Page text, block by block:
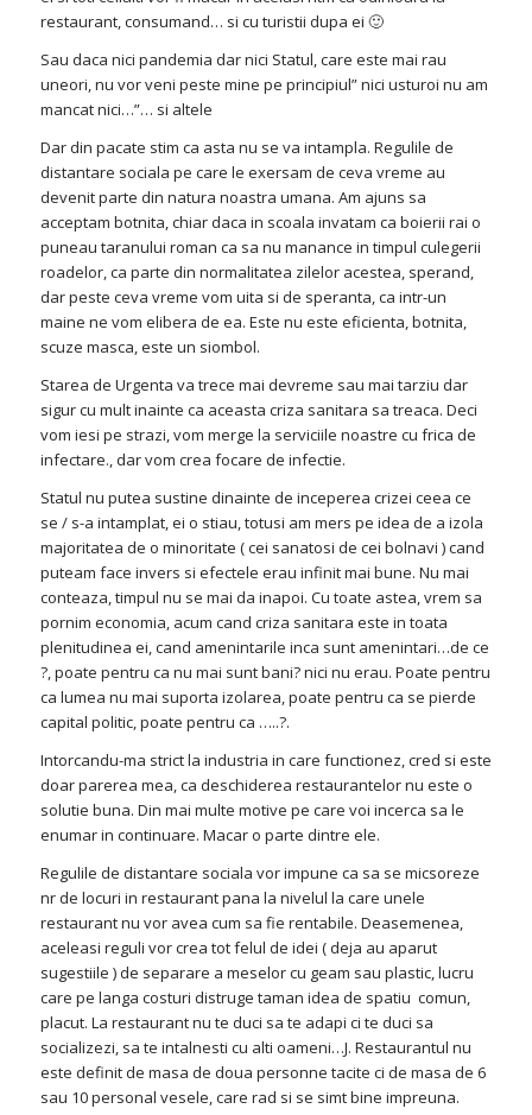
restaurant, consumand… si cu turistii dupa ei 🙂
Sau daca nici pandemia dar nici Statul, care este mai rau
uneori, nu vor veni peste mine pe principiul” nici usturoi nu am
mancat nici…”… si altele
Dar din pacate stim ca asta nu se va intampla. Regulile de
distantare sociala pe care le exersam de ceva vreme au
devenit parte din natura noastra umana. Am ajuns sa
acceptam botnita, chiar daca in scoala invatam ca boierii rai o
puneau taranului roman ca sa nu manance in timpul culegerii
roadelor, ca parte din normalitatea zilelor acestea, sperand,
dar peste ceva vreme vom uita si de speranta, ca intr-un
maine ne vom elibera de ea. Este nu este eficienta, botnita,
scuze masca, este un siombol.
Starea de Urgenta va trece mai devreme sau mai tarziu dar
sigur cu mult inainte ca aceasta criza sanitara sa treaca. Deci
vom iesi pe strazi, vom merge la serviciile noastre cu frica de
infectare., dar vom crea focare de infectie.
Statul nu putea sustine dinainte de inceperea crizei ceea ce
se / s-a intamplat, ei o stiau, totusi am mers pe idea de a izola
majoritatea de o minoritate ( cei sanatosi de cei bolnavi ) cand
puteam face invers si efectele erau infinit mai bune. Nu mai
conteaza, timpul nu se mai da inapoi. Cu toate astea, vrem sa
pornim economia, acum cand criza sanitara este in toata
plenitudinea ei, cand amenintarile inca sunt amenintari…de ce
?, poate pentru ca nu mai sunt bani? nici nu erau. Poate pentru
ca lumea nu mai suporta izolarea, poate pentru ca se pierde
capital politic, poate pentru ca …..?.
Intorcandu-ma strict la industria in care functionez, cred si este
doar parerea mea, ca deschiderea restaurantelor nu este o
solutie buna. Din mai multe motive pe care voi incerca sa le
enumar in continuare. Macar o parte dintre ele.
Regulile de distantare sociala vor impune ca sa se micsoreze
nr de locuri in restaurant pana la nivelul la care unele
restaurant nu vor avea cum sa fie rentabile. Deasemenea,
aceleasi reguli vor crea tot felul de idei ( deja au aparut
sugestiile ) de separare a meselor cu geam sau plastic, lucru
care pe langa costuri distruge taman idea de spatiu comun,
placut. La restaurant nu te duci sa te adapi ci te duci sa
socializezi, sa te intalnesti cu alti oameni…J. Restaurantul nu
este definit de masa de doua personne tacite ci de masa de 6
sau 10 personal vesele, care rad si se simt bine impreuna.